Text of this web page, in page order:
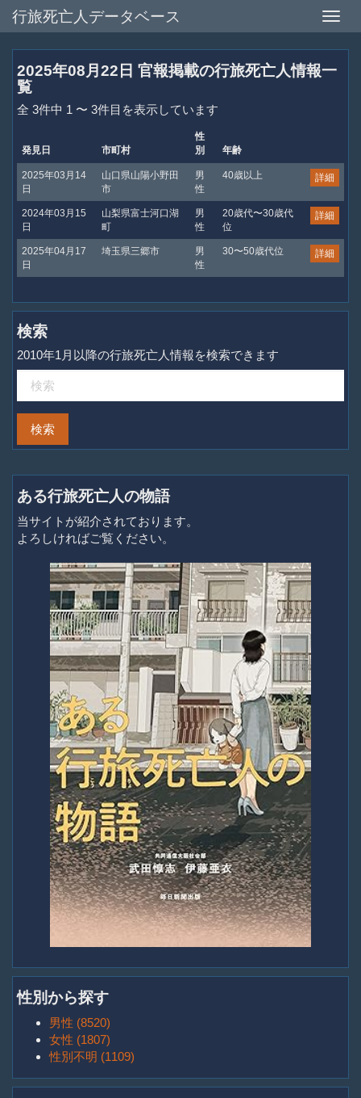
Toggle
行旅死亡人データベース
2025年08月22日 官報掲載の行旅死亡人情報一
覧
全 3件中 1 〜 3件目を表示しています
発見日 市町村
性
別
年齢
2025年03月14
日
山口県山陽小野田
市
男
性
40歳以上 詳細
2024年03月15
日
山梨県富士河口湖
町
男
性
20歳代〜30歳代
位
詳細
2025年04月17
日
埼玉県三郷市
男
性
30〜50歳代位 詳細
検索
2010年1月以降の行旅死亡人情報を検索できます
ある行旅死亡人の物語
当サイトが紹介されております。
よろしければご覧ください。
性別から探す
男性 (8520)
女性 (1807)
性別不明 (1109)